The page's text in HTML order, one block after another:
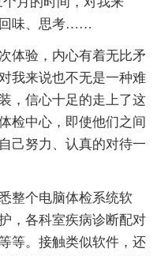
回味、思考……
体验，内心有着无比矛
我来说也不无是一种难
，信心十足的走上了这
检中心，即使他们之间
己努力、认真的对待一
整个电脑体检系统软
，各科室疾病诊断配对
等。接触类似软件，还